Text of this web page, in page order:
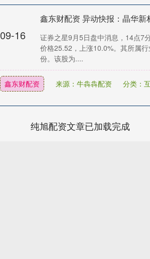
09-16
证券之星9月5日盘中消息，14点7
价格25.52，上涨10.0%。其所属
份。该股为....
鑫东财配资 来源：牛犇犇配资 分类：
纯旭配资文章已加载完成